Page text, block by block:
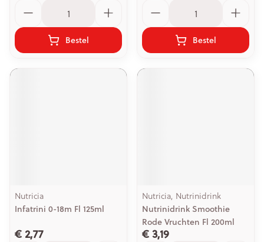
Bestel Bestel
Nutricia
Infatrini 0-18m Fl 125ml
€ 2,77
Nutricia, Nutrinidrink
Nutrinidrink Smoothie
Rode Vruchten Fl 200ml
€ 3,19